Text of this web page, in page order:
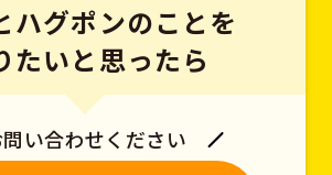
ハグポンのことを
たいと思ったら
問い合わせください